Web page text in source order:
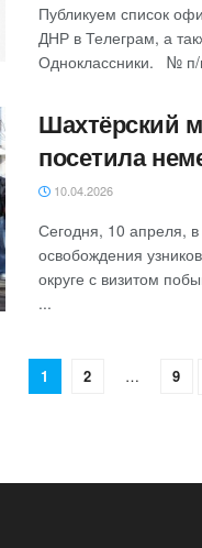
Публикуем список
ДНР в Телеграм, а
Одноклассники. № п/
Шахтёрский
посетила
10.04.2026
Сегодня, 10 апреля,
освобождения
округе с визитом
...
1 2 … 9